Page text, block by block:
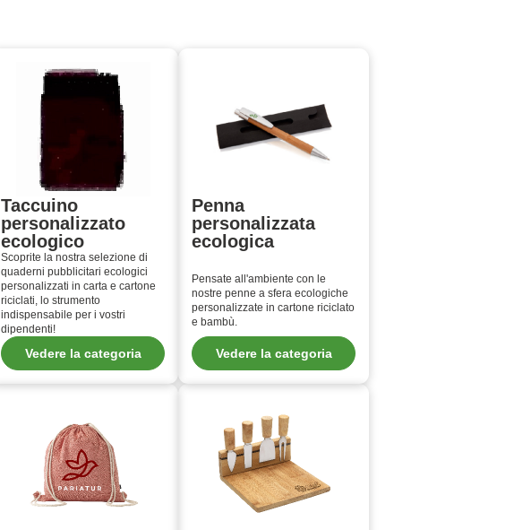
Taccuino
personalizzato
ecologico
Scoprite la nostra selezione di
quaderni pubblicitari ecologici
personalizzati in carta e cartone
riciclati, lo strumento
indispensabile per i vostri
dipendenti!
Vedere la categoria
Penna
personalizzata
ecologica
Pensate all'ambiente con le
nostre penne a sfera ecologiche
personalizzate in cartone riciclato
e bambù.
Vedere la categoria